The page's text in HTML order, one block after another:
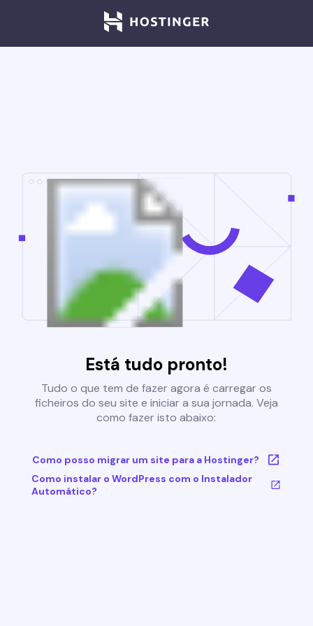
Está tudo pronto!
Tudo o que tem de fazer agora é carregar os
ficheiros do seu site e iniciar a sua jornada. Veja
como fazer isto abaixo:
Como posso migrar um site para a Hostinger?
Como instalar o WordPress com o Instalador
Automático?